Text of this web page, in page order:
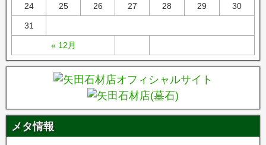
« 12月
24 25 26 27 28 29 30
31
メタ情報